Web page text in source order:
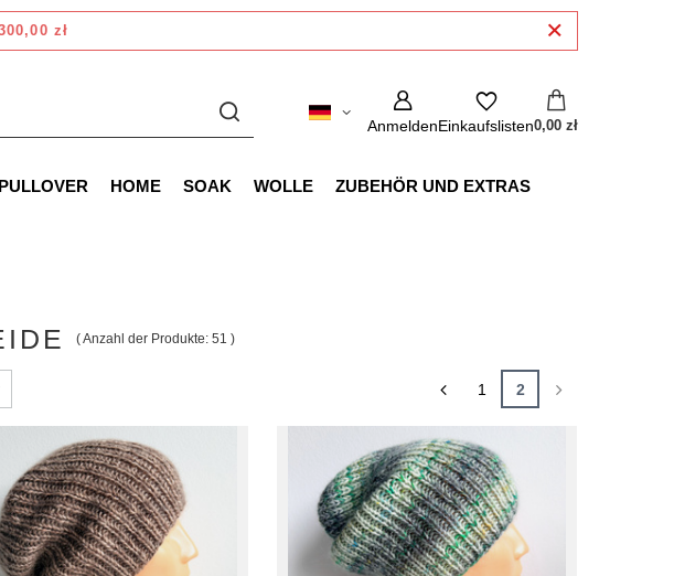
zł
AnmeldenEinkaufslisten0,00 zł
PULLOVER HOME SOAK WOLLE
ZUBEHÖR UND EXTRAS
( Anzahl der Produkte: 51 )
Produkte ändern 1 2